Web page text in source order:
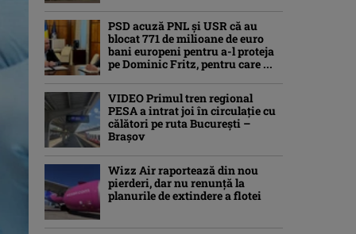
PSD acuză PNL și USR că au
blocat 771 de milioane de euro
bani europeni pentru a-l proteja
pe Dominic Fritz, pentru care ...
VIDEO Primul tren regional
PESA a intrat joi în circulație cu
călători pe ruta București –
Brașov
Wizz Air raportează din nou
pierderi, dar nu renunță la
planurile de extindere a flotei